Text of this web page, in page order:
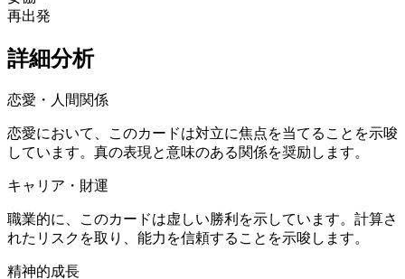
再出発
詳細分析
恋愛・人間関係
恋愛において、このカードは対立に焦点を当てることを示唆
しています。真の表現と意味のある関係を奨励します。
キャリア・財運
職業的に、このカードは虚しい勝利を示しています。計算さ
れたリスクを取り、能力を信頼することを示唆します。
精神的成長